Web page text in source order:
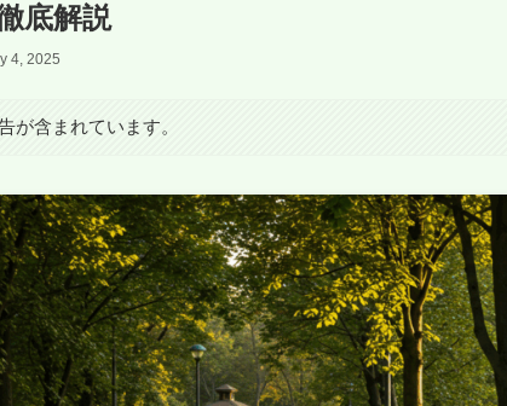
底解説
4, 2025
が含まれています。